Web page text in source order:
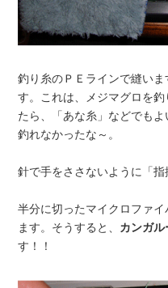
釣り糸のＰＥラインで縫い
す。これは、メジマグロを
たら、「あな糸」などでも
釣れなかったな～。
針で手をささないように「指
半分に切ったマイクロファ
ます。そうすると、 カンガ
す！！